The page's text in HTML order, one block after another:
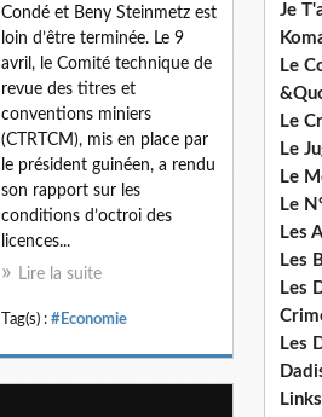
Condé et Beny Steinmetz est
loin d’être terminée. Le 9
avril, le Comité technique de
revue des titres et
conventions miniers
(CTRTCM), mis en place par
le président guinéen, a rendu
son rapport sur les
conditions d’octroi des
licences...
Lire la suite
Tag(s) : #Economie
Je
Le
Le
Le
Le
Le
Les
Les
Les
Les
Links